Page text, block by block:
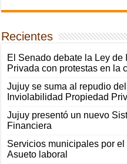
Recientes
El Senado debate la Ley
Privada con protestas en la
Jujuy se suma al repudio
Inviolabilidad Propiedad
Jujuy presentó un nuevo
Financiera
Servicios municipales por
Asueto laboral